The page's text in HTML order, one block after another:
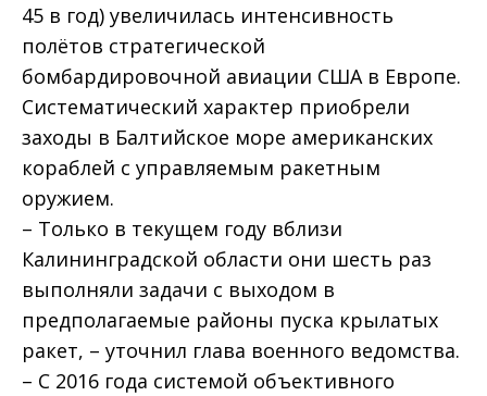
45 в год) увеличилась интенсивность
полётов стратегической
бомбардировочной авиации США в Европе.
Систематический характер приобрели
заходы в Балтийское море американских
кораблей с управляемым ракетным
оружием.
– Только в текущем году вблизи
Калининградской области они шесть раз
выполняли задачи с выходом в
предполагаемые районы пуска крылатых
ракет, – уточнил глава военного ведомства.
– С 2016 года системой объективного